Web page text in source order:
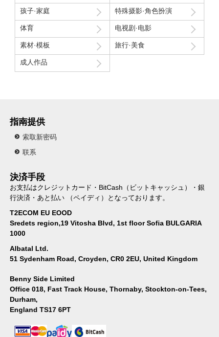
孩子·家庭 特殊摄影·角色扮演
体育 电视剧·电影
素材·模板 旅行·美食
成人作品
指南提供
索取新密码
联系
決済手段
お支払はクレジットカード・BitCash（ビットキャッシュ）・銀
行決済・あと払い （ペイディ）となっております。
T2ECOM EU EOOD
Sredets region,19 Vitosha Blvd, 1st floor Sofia BULGARIA
1000
Albatal Ltd.
51 Sydenham Road, Croyden, CR0 2EU, United Kingdom
Benny Side Limited
Office 018, Fast Track House, Thornaby, Stockton-on-Tees,
Durham,
England TS17 6PT